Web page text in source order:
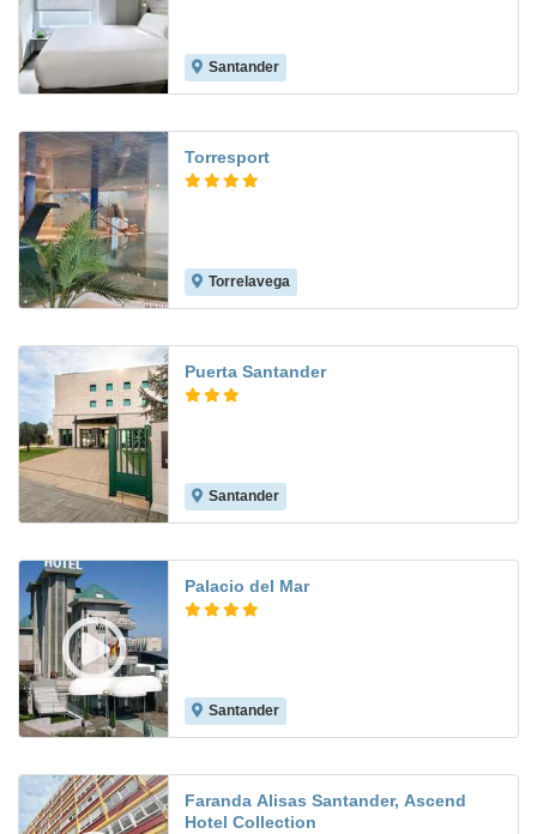
Santander
Torresport
Torrelavega
Puerta Santander
Santander
Palacio del Mar
Santander
Faranda Alisas Santander, Ascend
Hotel Collection